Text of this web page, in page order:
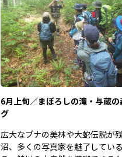
6月上旬／まぼろしの滝・与蔵の
グ
広大なブナの美林や大蛇伝説が
沼、多くの写真家を魅了してい